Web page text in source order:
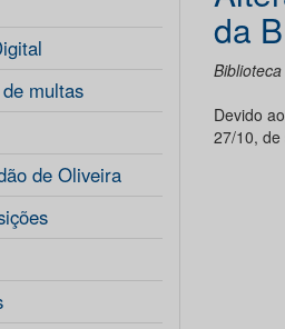
multas
de Oliveira
da
Devido
27/10,